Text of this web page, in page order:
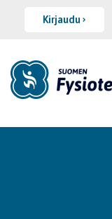
Kirjaudu